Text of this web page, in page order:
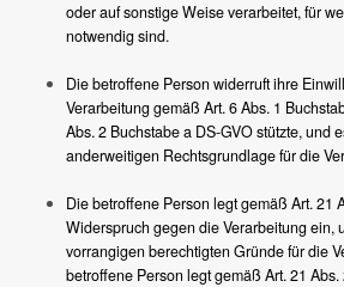
oder auf sonstige Weise verarbeitet, für
notwendig sind.
Die betroffene Person widerruft ihre
Verarbeitung gemäß Art. 6 Abs. 1
Abs. 2 Buchstabe a DS-GVO stützte, und
anderweitigen Rechtsgrundlage für die
Die betroffene Person legt gemäß Art. 21
Widerspruch gegen die Verarbeitung ein,
vorrangigen berechtigten Gründe für die
betroffene Person legt gemäß Art. 21